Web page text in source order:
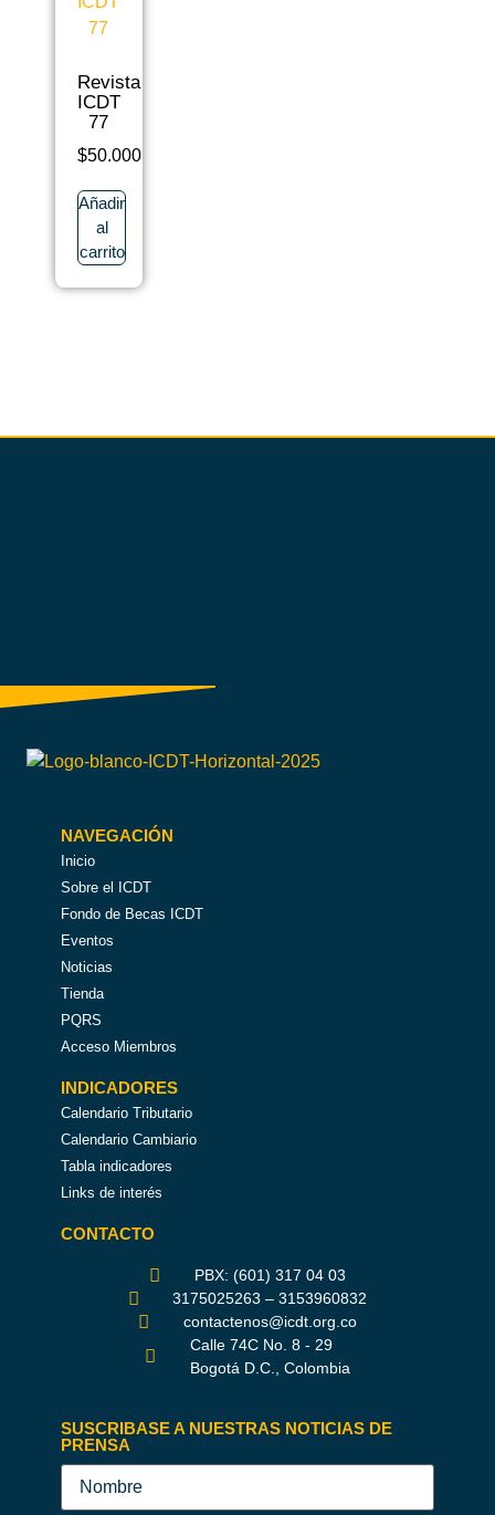
Revista
ICDT
77
$50.000
Añadir
al
carrito
NAVEGACIÓN
Inicio
Sobre el ICDT
Fondo de Becas ICDT
Eventos
Noticias
Tienda
PQRS
Acceso Miembros
INDICADORES
Calendario Tributario
Calendario Cambiario
Tabla indicadores
Links de interés
CONTACTO
PBX: (601) 317 04 03
3175025263 – 3153960832
contactenos@icdt.org.co
Calle 74C No. 8 - 29
Bogotá D.C., Colombia
SUSCRIBASE A NUESTRAS NOTICIAS DE
PRENSA